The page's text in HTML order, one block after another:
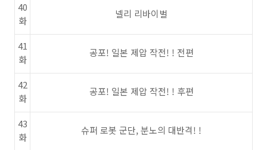
40
화
넬리 리바이벌
41
화
공포! 일본 제압 작전! ! 전편
42
화
공포! 일본 제압 작전! ! 후편
43
화
슈퍼 로봇 군단, 분노의 대반격! !